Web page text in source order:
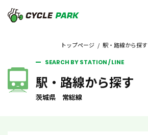
トップページ / 駅・路線から探す
SEARCH BY STATION / LINE
駅・路線から探す
茨城県 常総線